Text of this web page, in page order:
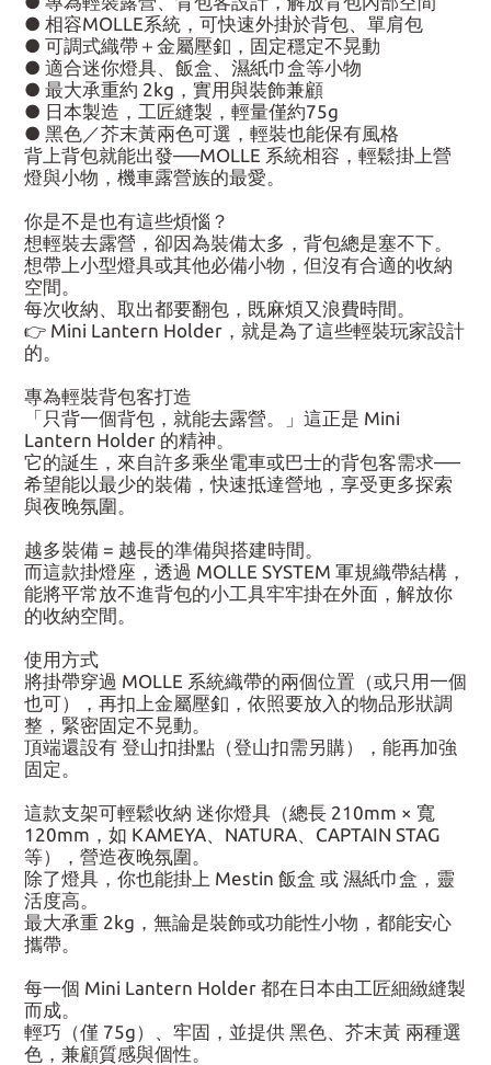
● 相容MOLLE系統，可快速外掛於背包、單肩包
● 可調式織帶＋金屬壓釦，固定穩定不晃動
● 適合迷你燈具、飯盒、濕紙巾盒等小物
● 最大承重約 2kg，實用與裝飾兼顧
● 日本製造，工匠縫製，輕量僅約75g
● 黑色／芥末黃兩色可選，輕裝也能保有風格
背上背包就能出發──MOLLE 系統相容，輕鬆掛上營
燈與小物，機車露營族的最愛。
你是不是也有這些煩惱？
想輕裝去露營，卻因為裝備太多，背包總是塞不下。
想帶上小型燈具或其他必備小物，但沒有合適的收納
空間。
每次收納、取出都要翻包，既麻煩又浪費時間。
👉 Mini Lantern Holder，就是為了這些輕裝玩家設計
的。
專為輕裝背包客打造
「只背一個背包，就能去露營。」這正是 Mini
Lantern Holder 的精神。
它的誕生，來自許多乘坐電車或巴士的背包客需求──
希望能以最少的裝備，快速抵達營地，享受更多探索
與夜晚氛圍。
越多裝備 = 越長的準備與搭建時間。
而這款掛燈座，透過 MOLLE SYSTEM 軍規織帶結構，
能將平常放不進背包的小工具牢牢掛在外面，解放你
的收納空間。
使用方式
將掛帶穿過 MOLLE 系統織帶的兩個位置（或只用一個
也可），再扣上金屬壓釦，依照要放入的物品形狀調
整，緊密固定不晃動。
頂端還設有 登山扣掛點（登山扣需另購），能再加強
固定。
這款支架可輕鬆收納 迷你燈具（總長 210mm × 寬
120mm，如 KAMEYA、NATURA、CAPTAIN STAG
等），營造夜晚氛圍。
除了燈具，你也能掛上 Mestin 飯盒 或 濕紙巾盒，靈
活度高。
最大承重 2kg，無論是裝飾或功能性小物，都能安心
攜帶。
每一個 Mini Lantern Holder 都在日本由工匠細緻縫製
而成。
輕巧（僅 75g）、牢固，並提供 黑色、芥末黃 兩種選
色，兼顧質感與個性。